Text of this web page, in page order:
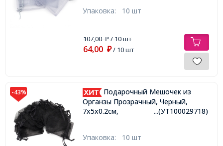
Упаковка: 10 шт
107,00₽/ 10 шт
64,00 ₽/ 10 шт
-43%
Подарочный Мешочек из
Органзы Прозрачный, Черный,
7x5х0.2см,
...(УТ100029718)
Упаковка: 10 шт